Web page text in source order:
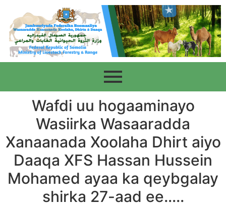
Wafdi uu hogaaminayo
Wasiirka Wasaaradda
Xanaanada Xoolaha Dhirt aiyo
Daaqa XFS Hassan Hussein
Mohamed ayaa ka qeybgalay
shirka 27-aad ee…..